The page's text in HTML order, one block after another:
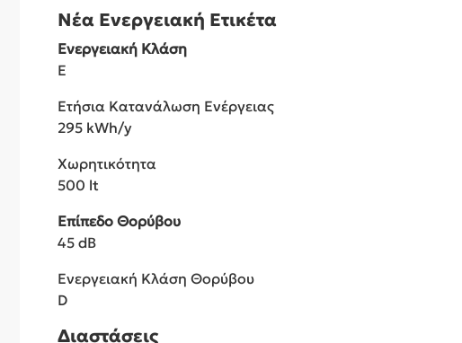
Νέα Ενεργειακή Ετικέτα
Ενεργειακή Κλάση
E
Ετήσια Κατανάλωση Ενέργειας
295 kWh/y
Χωρητικότητα
500 lt
Επίπεδο Θορύβου
45 dB
Ενεργειακή Κλάση Θορύβου
D
Διαστάσεις